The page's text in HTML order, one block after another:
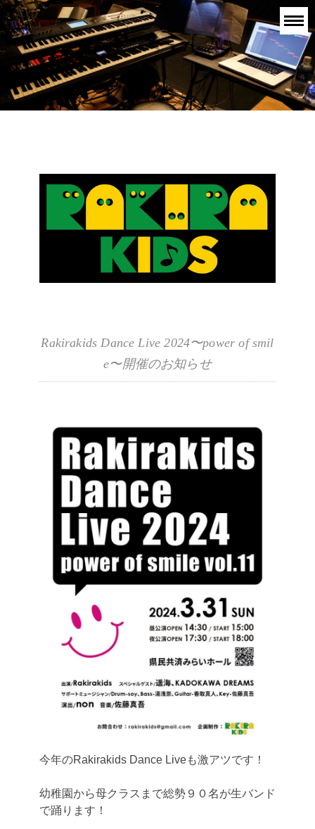
Rakirakids Dance Live 2024〜power of smil
e〜開催のお知らせ
今年のRakirakids Dance Liveも激アツです！
幼稚園から母クラスまで総勢９０名が生バンド
で踊ります！